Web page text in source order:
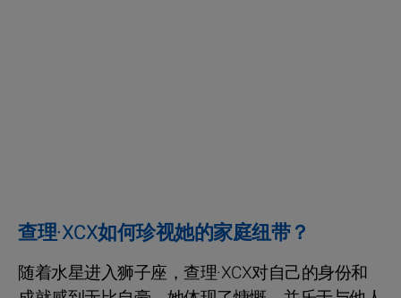
查理·XCX如何珍视她的家庭纽带？
随着水星进入狮子座，查理·XCX对自己的身份和